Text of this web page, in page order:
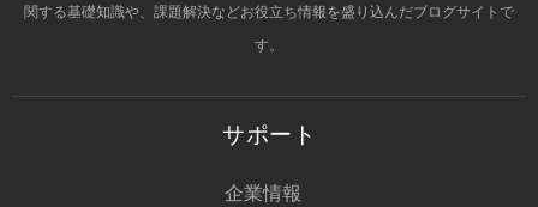
関する基礎知識や、課題解決などお役立ち情報を盛り込んだブログサイトで
す。
サポート
企業情報